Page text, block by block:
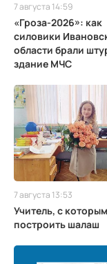
7 августа 14:59
«Гроза-2026»: как
силовики
области брали
здание МЧС
7 августа 13:53
Учитель, с
построить шалаш